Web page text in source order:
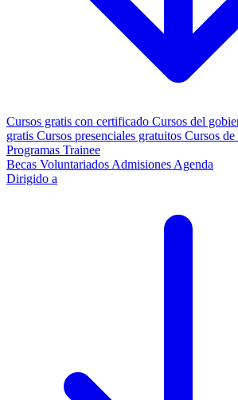
Cursos gratis con certificado Cursos del
gratis Cursos presenciales gratuitos Cursos
Programas Trainee
Becas Voluntariados Admisiones Agenda
Dirigido a